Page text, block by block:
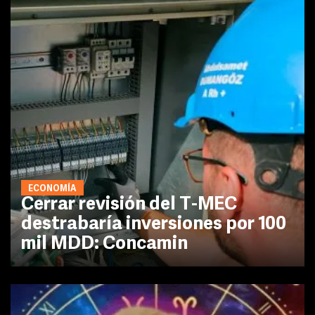
ECONOMÍA
Cerrar revisión del T-MEC
destrabaría inversiones por 100
mil MDD: Concamin